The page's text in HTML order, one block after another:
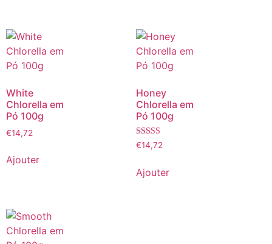
White
Chlorella em
Pó 100g
€14,72
Ajouter
Honey
Chlorella em
Pó 100g
Note
5.00
€14,72
Ajouter